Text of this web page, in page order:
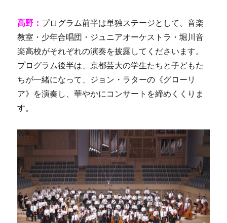
高野： プログラム前半は単独ステージとして、音楽
教室・少年合唱団・ジュニアオーケストラ・堀川音
楽高校がそれぞれの演奏を披露してくださいます。
プログラム後半は、京都芸大の学生たちと子どもた
ちが一緒になって、ジョン・ラターの《グローリ
ア》を演奏し、華やかにコンサートを締めくくりま
す。